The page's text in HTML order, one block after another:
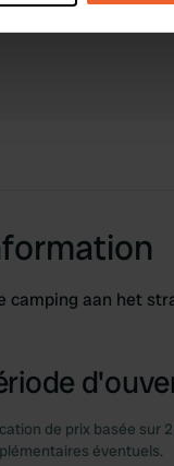
camping aan het
de prix basée sur
éventuels.